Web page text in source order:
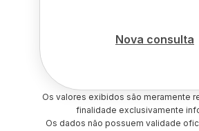
Nova consulta
Os valores exibidos são meramente
finalidade exclusivamente
Os dados não possuem validade